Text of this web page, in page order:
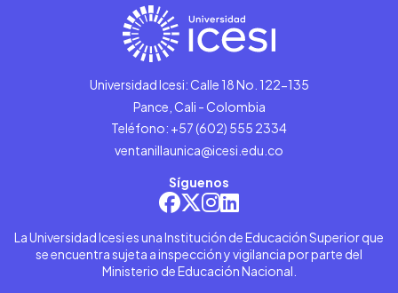
Universidad Icesi: Calle 18 No. 122-135
Pance, Cali - Colombia
Teléfono: +57 (602) 555 2334
ventanillaunica@icesi.edu.co
Síguenos
La Universidad Icesi es una Institución de Educación Superior que
se encuentra sujeta a inspección y vigilancia por parte del
Ministerio de Educación Nacional.